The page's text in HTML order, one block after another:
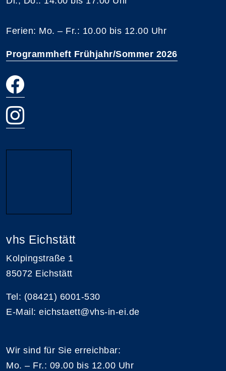
Ferien: Mo. – Fr.: 10.00 bis 12.00 Uhr
Programmheft Frühjahr/Sommer 2026
vhs Eichstätt
Kolpingstraße 1
85072 Eichstätt
Tel: (08421) 6001-530
E-Mail: eichstaett@vhs-in-ei.de
Wir sind für Sie erreichbar:
Mo. – Fr.: 09.00 bis 12.00 Uhr